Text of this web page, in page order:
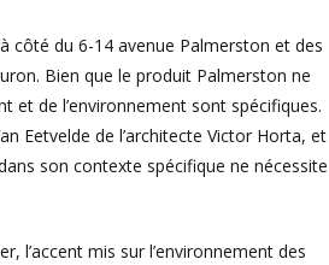
côté du 6-14 avenue Palmerston et des
Bien que le produit Palmerston ne
et de l’environnement sont spécifiques.
Eetvelde de l’architecte Victor Horta, et
son contexte spécifique ne nécessite
l’accent mis sur l’environnement des